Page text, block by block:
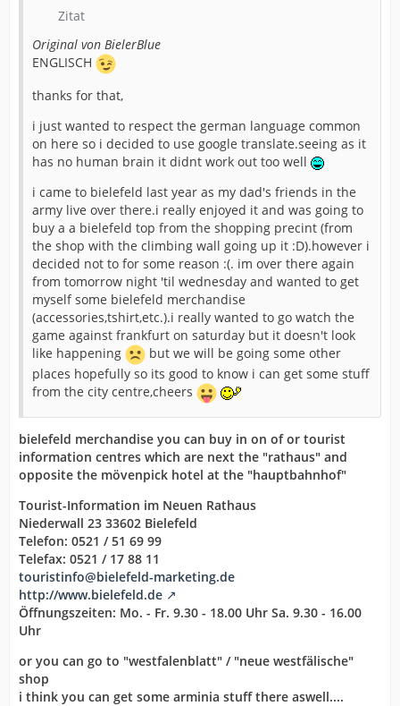
Zitat
Original von BielerBlue
ENGLISCH
thanks for that,
i just wanted to respect the german language common
on here so i decided to use google translate.seeing as it
has no human brain it didnt work out too well
i came to bielefeld last year as my dad's friends in the
army live over there.i really enjoyed it and was going to
buy a a bielefeld top from the shopping precint (from
the shop with the climbing wall going up it :D).however i
decided not to for some reason :(. im over there again
from tomorrow night 'til wednesday and wanted to get
myself some bielefeld merchandise
(accessories,tshirt,etc.).i really wanted to go watch the
game against frankfurt on saturday but it doesn't look
like happening
but we will be going some other
places hopefully so its good to know i can get some stuff
from the city centre,cheers
bielefeld merchandise you can buy in on of or tourist
information centres which are next the "rathaus" and
opposite the mövenpick hotel at the "hauptbahnhof"
Tourist-Information im Neuen Rathaus
Niederwall 23 33602 Bielefeld
Telefon: 0521 / 51 69 99
Telefax: 0521 / 17 88 11
touristinfo@bielefeld-marketing.de
http://www.bielefeld.de
Öffnungszeiten: Mo. - Fr. 9.30 - 18.00 Uhr Sa. 9.30 - 16.00
Uhr
or you can go to "westfalenblatt" / "neue westfälische"
shop
i think you can get some arminia stuff there aswell....